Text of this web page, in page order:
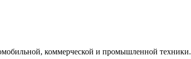
коммерческой и промышленной техники.